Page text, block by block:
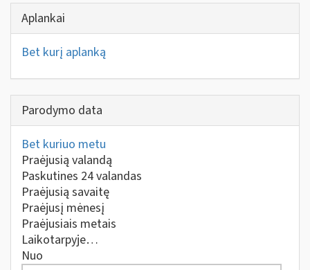
Aplankai
Bet kurį aplanką
Parodymo data
Bet kuriuo metu
Praėjusią valandą
Paskutines 24 valandas
Praėjusią savaitę
Praėjusį mėnesį
Praėjusiais metais
Laikotarpyje…
Nuo